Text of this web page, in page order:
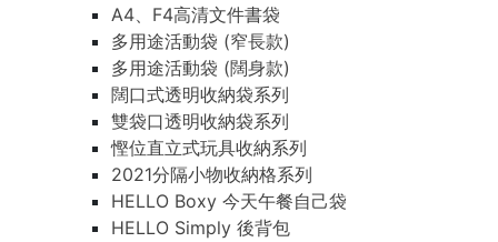
A4、F4高清文件書袋
多用途活動袋 (窄長款)
多用途活動袋 (闊身款)
闊口式透明收納袋系列
雙袋口透明收納袋系列
慳位直立式玩具收納系列
2021分隔小物收納格系列
HELLO Boxy 今天午餐自己袋
HELLO Simply 後背包